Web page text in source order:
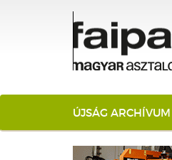
ÚJSÁG ARCHÍVUM